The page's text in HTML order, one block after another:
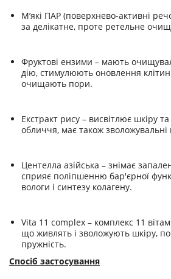
М’які ПАР (поверхнево-активні
за делікатне, проте ретельне
Фруктові ензими – мають
дію, стимулюють оновлення
очищають пори.
Екстракт рису – висвітлює шкіру
обличчя, має також зволожувальні
Центелла азійська – знімає
сприяє поліпшенню бар'єрної
вологи і синтезу колагену.
Vita 11 complex – комплекс 11
що живлять і зволожують шкіру,
пружність.
Спосіб застосування